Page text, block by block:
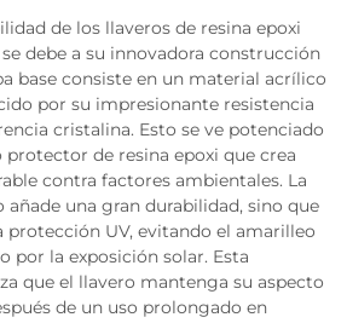
de los llaveros de resina epoxi
debe a su innovadora construcción
base consiste en un material acrílico
por su impresionante resistencia
cristalina. Esto se ve potenciado
de resina epoxi que crea
contra factores ambientales. La
añade una gran durabilidad, sino que
UV, evitando el amarilleo
por la exposición solar. Esta
que el llavero mantenga su aspecto
de un uso prolongado en